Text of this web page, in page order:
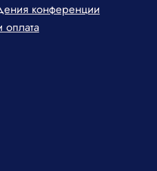
конференции
оплата